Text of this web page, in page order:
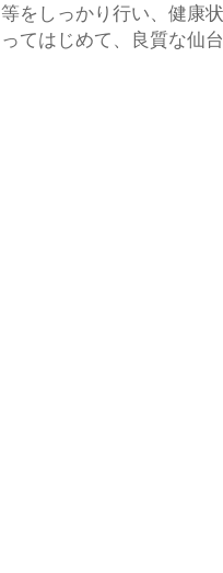
等をしっかり行い、健康
ってはじめて、良質な仙